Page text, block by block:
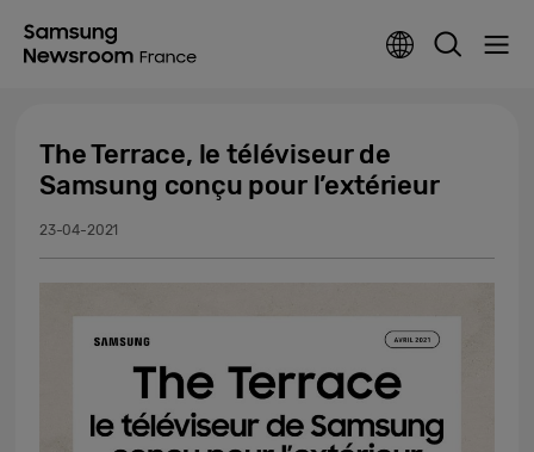
The Terrace, le téléviseur de
Samsung conçu pour l’extérieur
23-04-2021